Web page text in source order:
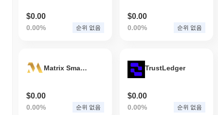
$0.00
0.00% 순위 없음
$0.00
0.00% 순위 없음
Matrix SmartChain
$0.00
0.00% 순위 없음
TrustLedger
$0.00
0.00% 순위 없음